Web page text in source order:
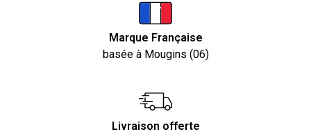
Marque Française
basée à Mougins (06)
Livraison offerte